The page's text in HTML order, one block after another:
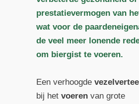
prestatievermogen van
wat voor de
de veel meer lonende
om biergist te voeren.
Een verhoogde
bij het voerenvan grote